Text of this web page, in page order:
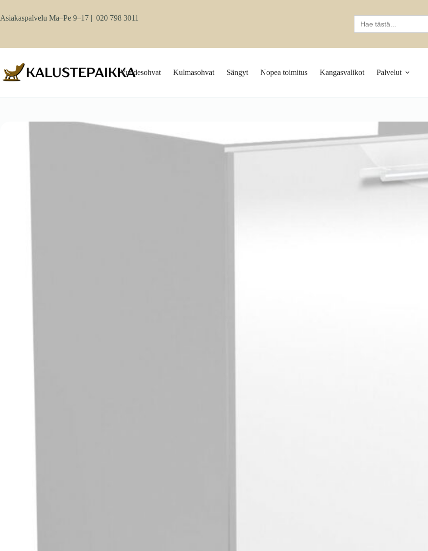
content
Asiakaspalvelu Ma–Pe 9–17 | 020 798 3011
Search
for:
Vuodesohvat Kulmasohvat Sängyt Nopea toimitus Kangasvalikot Palvelut